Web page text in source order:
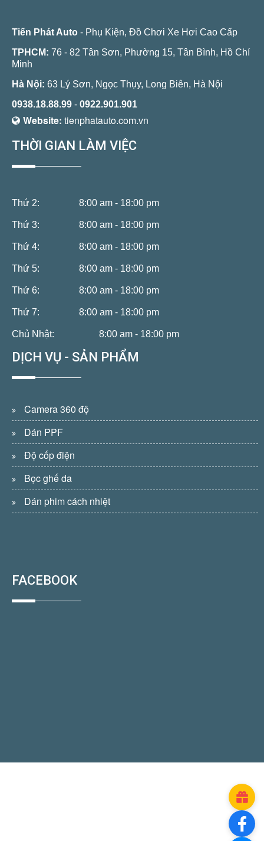
Tiến Phát Auto - Phụ Kiện, Đồ Chơi Xe Hơi Cao Cấp
TPHCM: 76 - 82 Tân Sơn, Phường 15, Tân Bình, Hồ Chí
Minh
Hà Nội: 63 Lý Sơn, Ngọc Thụy, Long Biên, Hà Nội
0938.18.88.99 - 0922.901.901
Website: tienphatauto.com.vn
THỜI GIAN LÀM VIỆC
Thứ 2: 8:00 am - 18:00 pm
Thứ 3: 8:00 am - 18:00 pm
Thứ 4: 8:00 am - 18:00 pm
Thứ 5: 8:00 am - 18:00 pm
Thứ 6: 8:00 am - 18:00 pm
Thứ 7: 8:00 am - 18:00 pm
Chủ Nhật: 8:00 am - 18:00 pm
DỊCH VỤ - SẢN PHẨM
Camera 360 độ
Dán PPF
Độ cốp điện
Bọc ghế da
Dán phim cách nhiệt
FACEBOOK